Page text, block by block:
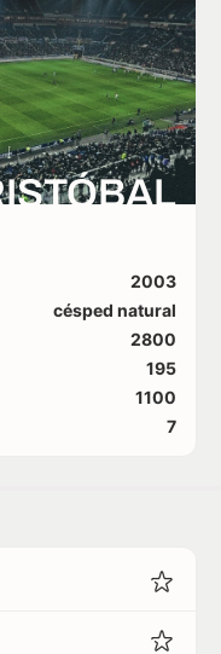
2003
césped natural
2800
195
1100
7